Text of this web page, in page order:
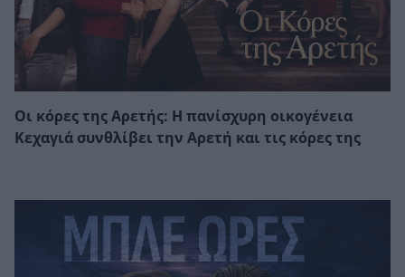
Οι κόρες της Αρετής: Η πανίσχυρη οικογένεια
Κεχαγιά συνθλίβει την Αρετή και τις κόρες της